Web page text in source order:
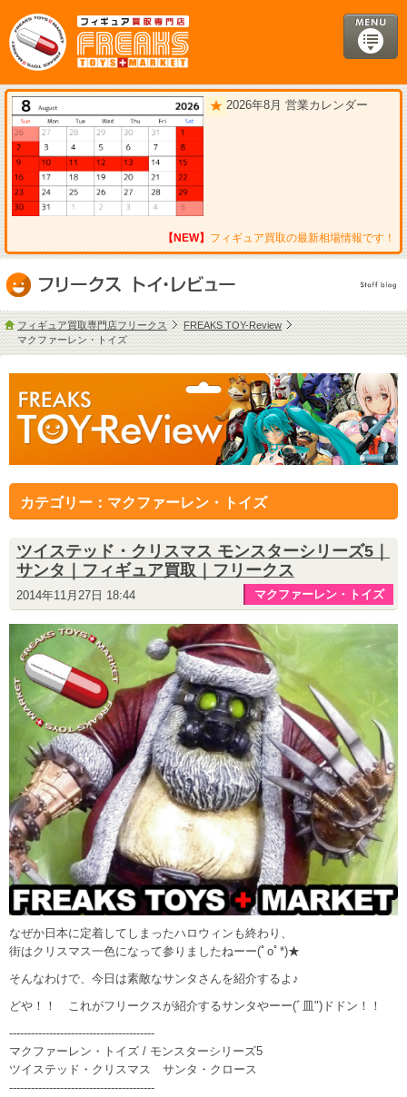
2026年8月 営業カレンダー
【NEW】 フィギュア買取の最新相場情報です！
フィギュア買取専門店フリークス
FREAKS TOY-Review
マクファーレン・トイズ
カテゴリー：マクファーレン・トイズ
ツイステッド・クリスマス モンスターシリーズ5｜
サンタ｜フィギュア買取｜フリークス
2014年11月27日 18:44 マクファーレン・トイズ
なぜか日本に定着してしまったハロウィンも終わり、
街はクリスマス一色になって参りましたねーー(ﾟoﾟ*)★
そんなわけで、今日は素敵なサンタさんを紹介するよ♪
どや！！ これがフリークスが紹介するサンタやーー(ﾞ皿")ドドン！！
----------------------------------------
マクファーレン・トイズ / モンスターシリーズ5
ツイステッド・クリスマス サンタ・クロース
----------------------------------------